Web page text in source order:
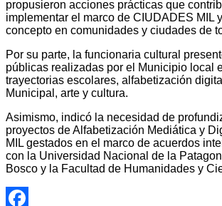
propusieron acciones prácticas que
implementar el marco de CIUDADES MIL
concepto en comunidades y ciudades de
Por su parte, la funcionaria cultural
públicas realizadas por el Municipio local
trayectorias escolares, alfabetización
Municipal, arte y cultura.
Asimismo, indicó la necesidad de
proyectos de Alfabetización Mediática y
MIL gestados en el marco de acuerdos
con la Universidad Nacional de la
Bosco y la Facultad de Humanidades y